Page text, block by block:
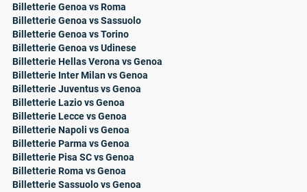
Billetterie Genoa vs Roma
Billetterie Genoa vs Sassuolo
Billetterie Genoa vs Torino
Billetterie Genoa vs Udinese
Billetterie Hellas Verona vs Genoa
Billetterie Inter Milan vs Genoa
Billetterie Juventus vs Genoa
Billetterie Lazio vs Genoa
Billetterie Lecce vs Genoa
Billetterie Napoli vs Genoa
Billetterie Parma vs Genoa
Billetterie Pisa SC vs Genoa
Billetterie Roma vs Genoa
Billetterie Sassuolo vs Genoa